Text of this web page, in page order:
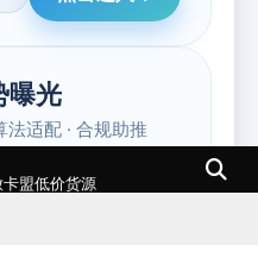
盟低价货源